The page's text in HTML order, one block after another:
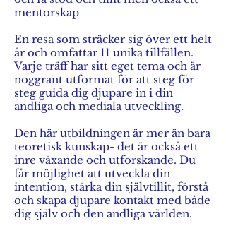
mentorskap
En resa som sträcker sig över ett helt
år och omfattar 11 unika tillfällen.
Varje träff har sitt eget tema och är
noggrant utformat för att steg för
steg guida dig djupare in i din
andliga och mediala utveckling.
Den här utbildningen är mer än bara
teoretisk kunskap- det är också ett
inre växande och utforskande. Du
får möjlighet att utveckla din
intention, stärka din självtillit, förstå
och skapa djupare kontakt med både
dig själv och den andliga världen.